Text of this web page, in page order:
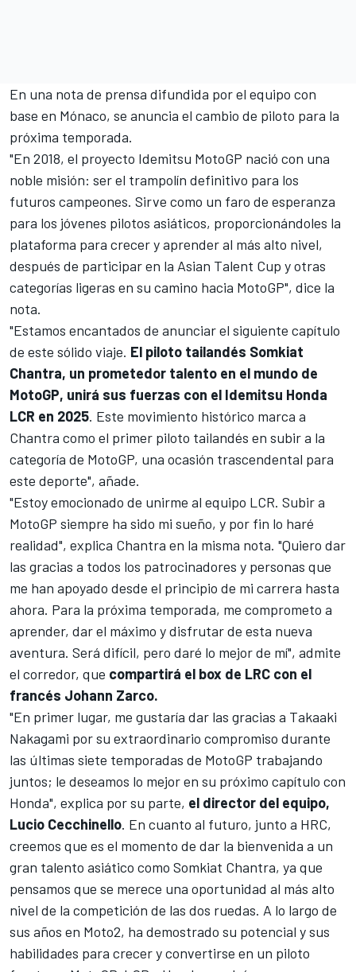
En una nota de prensa difundida por el equipo con
base en Mónaco, se anuncia el cambio de piloto para la
próxima temporada.
"En 2018, el proyecto Idemitsu MotoGP nació con una
noble misión: ser el trampolín definitivo para los
futuros campeones. Sirve como un faro de esperanza
para los jóvenes pilotos asiáticos, proporcionándoles la
plataforma para crecer y aprender al más alto nivel,
después de participar en la Asian Talent Cup y otras
categorías ligeras en su camino hacia MotoGP", dice la
nota.
"Estamos encantados de anunciar el siguiente capítulo
de este sólido viaje. El piloto tailandés Somkiat
Chantra, un prometedor talento en el mundo de
MotoGP, unirá sus fuerzas con el Idemitsu Honda
LCR en 2025. Este movimiento histórico marca a
Chantra como el primer piloto tailandés en subir a la
categoría de MotoGP, una ocasión trascendental para
este deporte", añade.
"Estoy emocionado de unirme al equipo LCR. Subir a
MotoGP siempre ha sido mi sueño, y por fin lo haré
realidad", explica Chantra en la misma nota. "Quiero dar
las gracias a todos los patrocinadores y personas que
me han apoyado desde el principio de mi carrera hasta
ahora. Para la próxima temporada, me comprometo a
aprender, dar el máximo y disfrutar de esta nueva
aventura. Será difícil, pero daré lo mejor de mí", admite
el corredor, que compartirá el box de LRC con el
francés Johann Zarco.
"En primer lugar, me gustaría dar las gracias a Takaaki
Nakagami por su extraordinario compromiso durante
las últimas siete temporadas de MotoGP trabajando
juntos; le deseamos lo mejor en su próximo capítulo con
Honda", explica por su parte, el director del equipo,
Lucio Cecchinello. En cuanto al futuro, junto a HRC,
creemos que es el momento de dar la bienvenida a un
gran talento asiático como Somkiat Chantra, ya que
pensamos que se merece una oportunidad al más alto
nivel de la competición de las dos ruedas. A lo largo de
sus años en Moto2, ha demostrado su potencial y sus
habilidades para crecer y convertirse en un piloto